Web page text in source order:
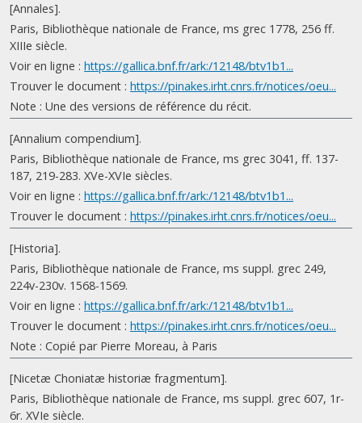
[Annales].
Paris, Bibliothèque nationale de France, ms grec 1778, 256 ff.
XIIIe siècle.
Voir en ligne : https://gallica.bnf.fr/ark:/12148/btv1b1...
Trouver le document : https://pinakes.irht.cnrs.fr/notices/oeu...
Note : Une des versions de référence du récit.
[Annalium compendium].
Paris, Bibliothèque nationale de France, ms grec 3041, ff. 137-
187, 219-283. XVe-XVIe siècles.
Voir en ligne : https://gallica.bnf.fr/ark:/12148/btv1b1...
Trouver le document : https://pinakes.irht.cnrs.fr/notices/oeu...
[Historia].
Paris, Bibliothèque nationale de France, ms suppl. grec 249,
224v-230v. 1568-1569.
Voir en ligne : https://gallica.bnf.fr/ark:/12148/btv1b1...
Trouver le document : https://pinakes.irht.cnrs.fr/notices/oeu...
Note : Copié par Pierre Moreau, à Paris
[Nicetæ Choniatæ historiæ fragmentum].
Paris, Bibliothèque nationale de France, ms suppl. grec 607, 1r-
6r. XVIe siècle.